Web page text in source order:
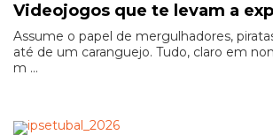
Videojogos que te levam a
Assume o papel de mergulhadores,
até de um caranguejo. Tudo, claro em
m ...